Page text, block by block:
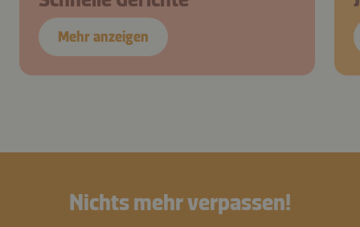
Mehr anzeigen
Nichts mehr verpassen!